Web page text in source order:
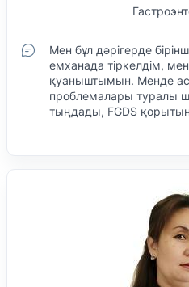
Мен бұл дәрігерде
емханада тіркелдім,
қуаныштымын. Менде
проблемалары туралы
тыңдады, FGDS